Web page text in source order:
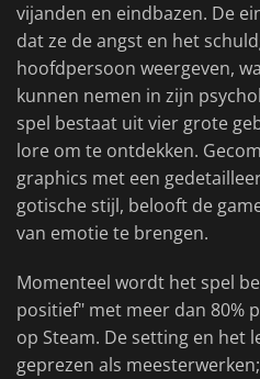
vijanden en eindbazen. De
dat ze de angst en het
hoofdpersoon weergeven,
kunnen nemen in zijn
spel bestaat uit vier grote
lore om te ontdekken.
graphics met een
gotische stijl, belooft de
van emotie te brengen.
Momenteel wordt het spel
positief" met meer dan 80%
op Steam. De setting en het
geprezen als